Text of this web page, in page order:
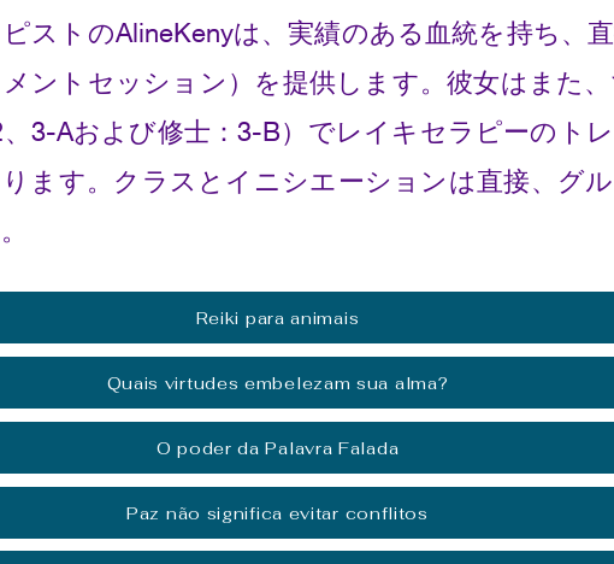
ストのAlineKenyは、実績のある血統を持ち、
ントセッション）を提供します。彼女はまた
3-Aおよび修士：3-B）でレイキセラピーのト
ます。クラスとイニシエーションは直接、グ
Reiki para animais
Quais virtudes embelezam sua alma?
O poder da Palavra Falada
Paz não significa evitar conflitos